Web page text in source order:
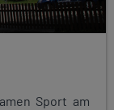
Sport am